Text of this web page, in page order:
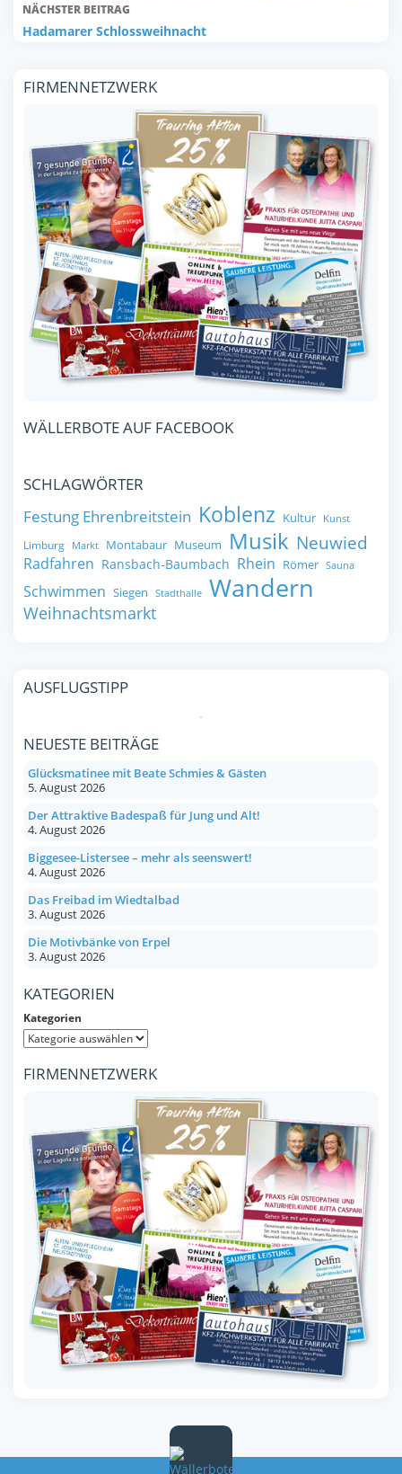
NÄCHSTER BEITRAG
Hadamarer Schlossweihnacht
FIRMENNETZWERK
WÄLLERBOTE AUF FACEBOOK
SCHLAGWÖRTER
Festung Ehrenbreitstein Koblenz Kultur Kunst
Limburg Markt Montabaur Museum Musik Neuwied
Radfahren Ransbach-Baumbach Rhein Römer Sauna
Schwimmen Siegen Stadthalle Wandern
Weihnachtsmarkt
AUSFLUGSTIPP
NEUESTE BEITRÄGE
Glücksmatinee mit Beate Schmies & Gästen
5. August 2026
Der Attraktive Badespaß für Jung und Alt!
4. August 2026
Biggesee-Listersee – mehr als seenswert!
4. August 2026
Das Freibad im Wiedtalbad
3. August 2026
Die Motivbänke von Erpel
3. August 2026
KATEGORIEN
Kategorien
FIRMENNETZWERK